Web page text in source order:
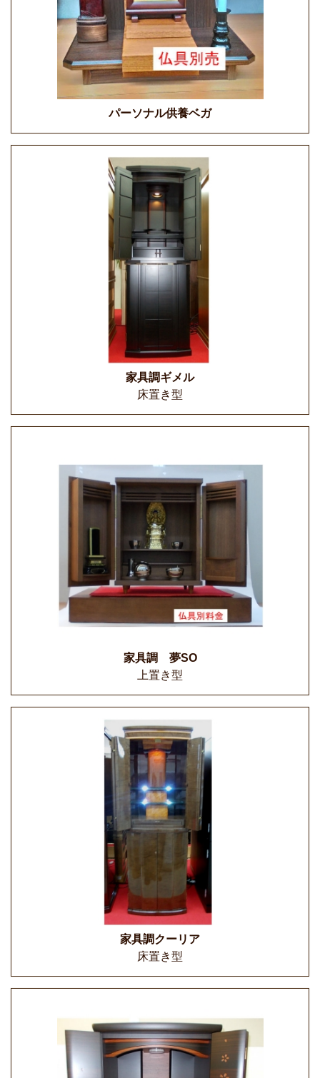
パーソナル供養ベガ
家具調ギメル
床置き型
家具調 夢SO
上置き型
家具調クーリア
床置き型